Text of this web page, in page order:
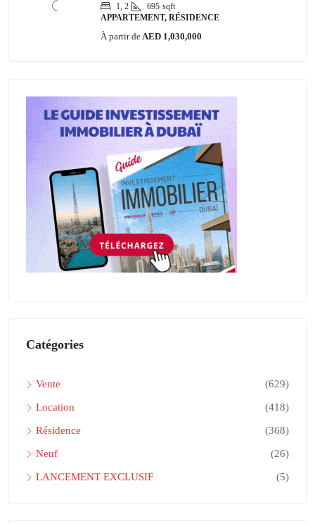
1, 2 695 sqft
APPARTEMENT, RÉSIDENCE
À partir deAED 1,030,000
Catégories
Vente (629)
Location (418)
Résidence (368)
Neuf (26)
LANCEMENT EXCLUSIF (5)